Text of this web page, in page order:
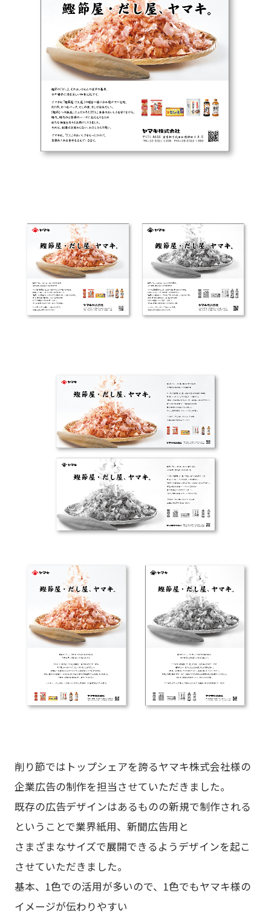
削り節ではトップシェアを誇るヤマキ株式会社様の
企業広告の制作を担当させていただきました。
既存の広告デザインはあるものの新規で制作される
ということで業界紙用、新聞広告用と
さまざまなサイズで展開できるようデザインを起こ
させていただきました。
基本、1色での活用が多いので、1色でもヤマキ様の
イメージが伝わりやすい